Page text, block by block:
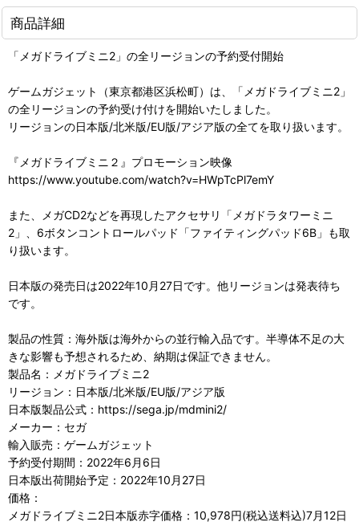
商品詳細
「メガドライブミニ2」の全リージョンの予約受付開始
ゲームガジェット（東京都港区浜松町）は、「メガドライブミニ2」
の全リージョンの予約受け付けを開始いたしました。
リージョンの日本版/北米版/EU版/アジア版の全てを取り扱います。
『メガドライブミニ２』プロモーション映像
https://www.youtube.com/watch?v=HWpTcPl7emY
また、メガCD2などを再現したアクセサリ「メガドラタワーミニ
2」、6ボタンコントロールパッド「ファイティングパッド6B」も取
り扱います。
日本版の発売日は2022年10月27日です。他リージョンは発表待ち
です。
製品の性質：海外版は海外からの並行輸入品です。半導体不足の大
きな影響も予想されるため、納期は保証できません。
製品名：メガドライブミニ2
リージョン：日本版/北米版/EU版/アジア版
日本版製品公式：https://sega.jp/mdmini2/
メーカー：セガ
輸入販売：ゲームガジェット
予約受付期間：2022年6月6日
日本版出荷開始予定：2022年10月27日
価格：
メガドライブミニ2日本版赤字価格：10,978円(税込送料込)7月12日